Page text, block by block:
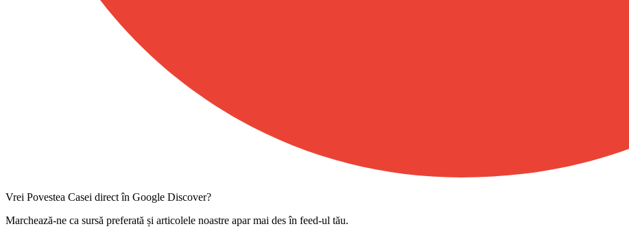
Vrei Povestea Casei direct în Google Discover?
Marchează-ne ca sursă preferată și articolele noastre apar mai des în feed-ul tău.